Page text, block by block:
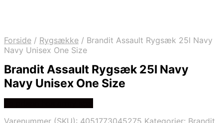
Forside / Rygsække / Brandit Assault Rygsæk 25l Navy
Navy Unisex One Size
Brandit Assault Rygsæk 25l Navy
Navy Unisex One Size